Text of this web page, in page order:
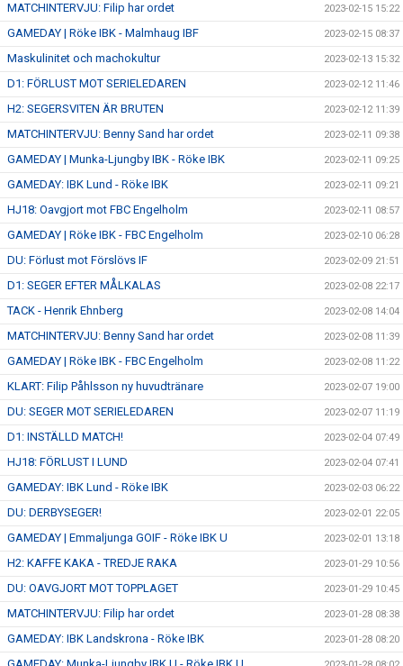
MATCHINTERVJU: Filip har ordet 2023-02-15 15:22
GAMEDAY | Röke IBK - Malmhaug IBF 2023-02-15 08:37
Maskulinitet och machokultur 2023-02-13 15:32
D1: FÖRLUST MOT SERIELEDAREN 2023-02-12 11:46
H2: SEGERSVITEN ÄR BRUTEN 2023-02-12 11:39
MATCHINTERVJU: Benny Sand har ordet 2023-02-11 09:38
GAMEDAY | Munka-Ljungby IBK - Röke IBK 2023-02-11 09:25
GAMEDAY: IBK Lund - Röke IBK 2023-02-11 09:21
HJ18: Oavgjort mot FBC Engelholm 2023-02-11 08:57
GAMEDAY | Röke IBK - FBC Engelholm 2023-02-10 06:28
DU: Förlust mot Förslövs IF 2023-02-09 21:51
D1: SEGER EFTER MÅLKALAS 2023-02-08 22:17
TACK - Henrik Ehnberg 2023-02-08 14:04
MATCHINTERVJU: Benny Sand har ordet 2023-02-08 11:39
GAMEDAY | Röke IBK - FBC Engelholm 2023-02-08 11:22
KLART: Filip Påhlsson ny huvudtränare 2023-02-07 19:00
DU: SEGER MOT SERIELEDAREN 2023-02-07 11:19
D1: INSTÄLLD MATCH! 2023-02-04 07:49
HJ18: FÖRLUST I LUND 2023-02-04 07:41
GAMEDAY: IBK Lund - Röke IBK 2023-02-03 06:22
DU: DERBYSEGER! 2023-02-01 22:05
GAMEDAY | Emmaljunga GOIF - Röke IBK U 2023-02-01 13:18
H2: KAFFE KAKA - TREDJE RAKA 2023-01-29 10:56
DU: OAVGJORT MOT TOPPLAGET 2023-01-29 10:45
MATCHINTERVJU: Filip har ordet 2023-01-28 08:38
GAMEDAY: IBK Landskrona - Röke IBK 2023-01-28 08:20